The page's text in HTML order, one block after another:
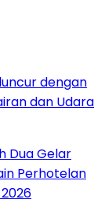
dengan
dan Udara
Dua Gelar
Perhotelan